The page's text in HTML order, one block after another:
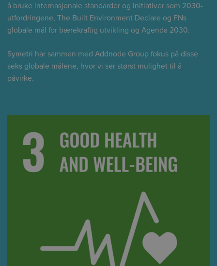
å bruke internasjonale standarder og initiativer som 2030-
utfordringene, The Built Environment Declare og FNs
globale mål for bærekraftig utvikling og Agenda 2030.
Symetri har sammen med Addnode Group fokus på disse
seks globale målene, hvor vi ser størst mulighet til å
påvirke.